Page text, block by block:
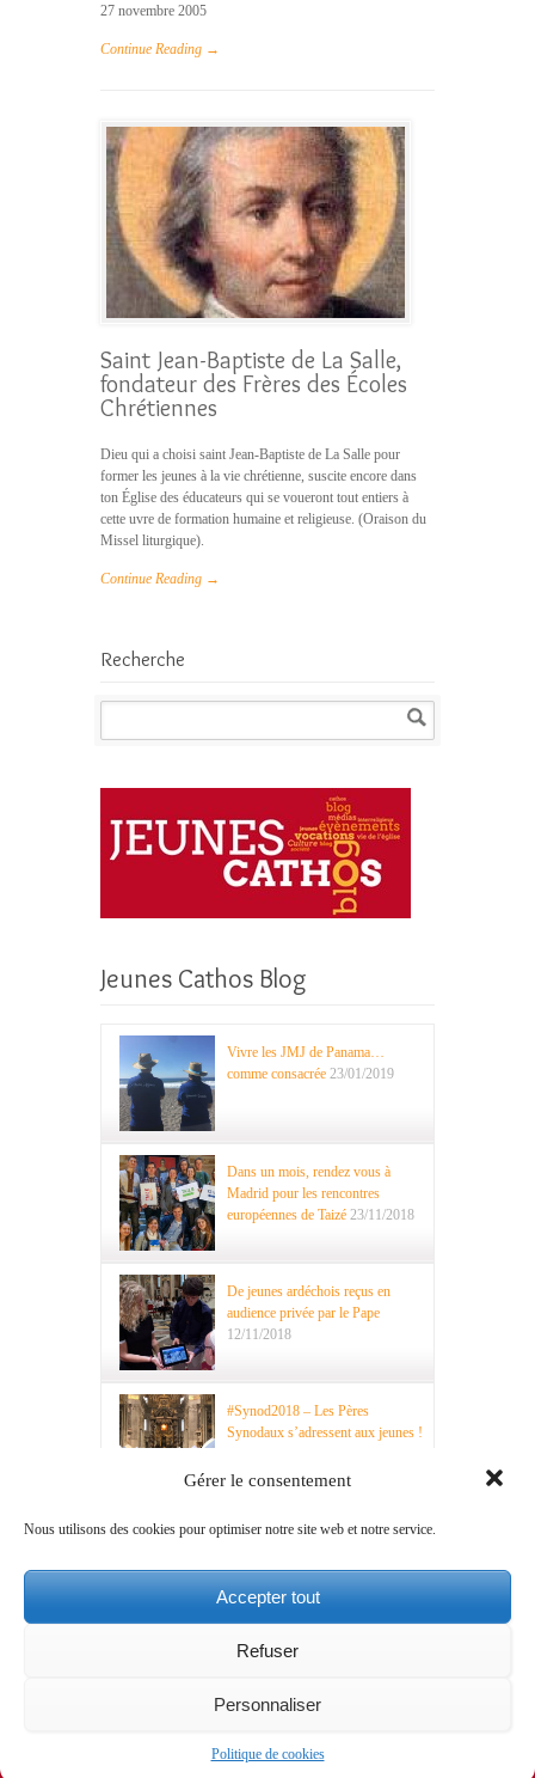
Gérer le consentement
Nous utilisons des cookies pour optimiser notre site web et notre service.
Accepter tout
Refuser
Personnaliser
Politique de cookies
27 novembre 2005
Continue Reading →
Saint Jean-Baptiste de La Salle,
fondateur des Frères des Écoles
Chrétiennes
Dieu qui a choisi saint Jean-Baptiste de La Salle pour
former les jeunes à la vie chrétienne, suscite encore dans
ton Église des éducateurs qui se voueront tout entiers à
cette uvre de formation humaine et religieuse. (Oraison du
Missel liturgique).
Continue Reading →
Recherche
Jeunes Cathos Blog
Vivre les JMJ de Panama…
comme consacrée 23/01/2019
Dans un mois, rendez vous à
Madrid pour les rencontres
européennes de Taizé 23/11/2018
De jeunes ardéchois reçus en
audience privée par le Pape
12/11/2018
#Synod2018 – Les Pères
Synodaux s’adressent aux jeunes !
Saint Paul… VI ! 15/10/2018
les Vocations